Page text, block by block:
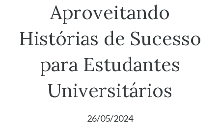
Aproveitando
Histórias de Sucesso
para Estudantes
Universitários
26/05/2024